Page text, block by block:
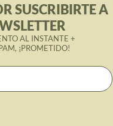
SUSCRIBIRTE A
AL INSTANTE +
¡PROMETIDO!